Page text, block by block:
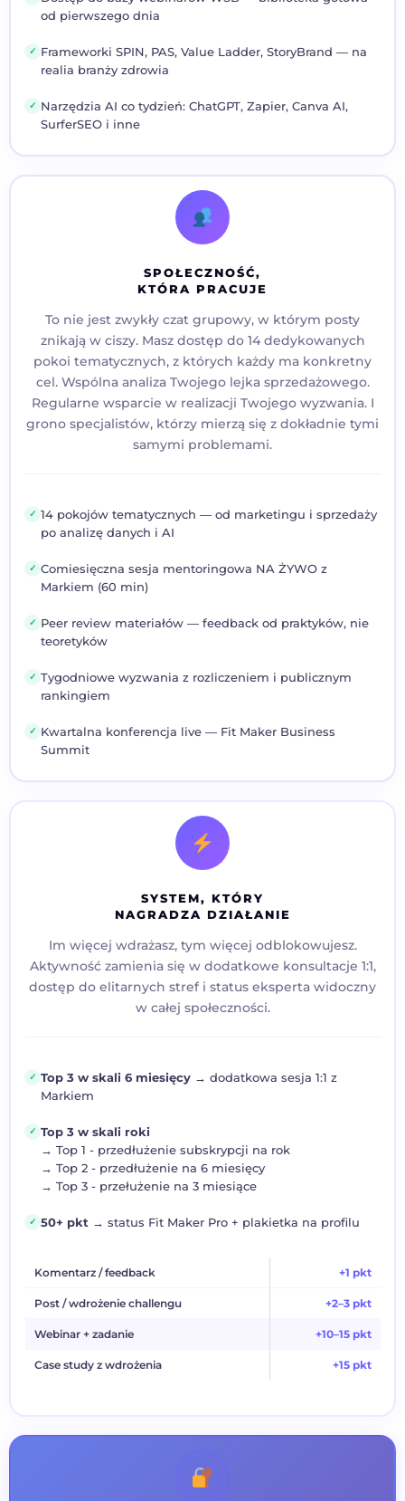
od pierwszego dnia
✓ Frameworki SPIN, PAS, Value Ladder, StoryBrand — na
realia branży zdrowia
✓ Narzędzia AI co tydzień: ChatGPT, Zapier, Canva AI,
SurferSEO i inne
SPOŁECZNOŚĆ,
KTÓRA PRACUJE
To nie jest zwykły czat grupowy, w którym posty
znikają w ciszy. Masz dostęp do 14 dedykowanych
pokoi tematycznych, z których każdy ma konkretny
cel. Wspólna analiza Twojego lejka sprzedażowego.
Regularne wsparcie w realizacji Twojego wyzwania. I
grono specjalistów, którzy mierzą się z dokładnie tymi
samymi problemami.
✓ 14 pokojów tematycznych — od marketingu i sprzedaży
po analizę danych i AI
✓ Comiesięczna sesja mentoringowa NA ŻYWO z
Markiem (60 min)
✓ Peer review materiałów — feedback od praktyków, nie
teoretyków
✓ Tygodniowe wyzwania z rozliczeniem i publicznym
rankingiem
✓ Kwartalna konferencja live — Fit Maker Business
Summit
SYSTEM, KTÓRY
NAGRADZA DZIAŁANIE
Im więcej wdrażasz, tym więcej odblokowujesz.
Aktywność zamienia się w dodatkowe konsultacje 1:1,
dostęp do elitarnych stref i status eksperta widoczny
w całej społeczności.
✓ Top 3 w skali 6 miesięcy→ dodatkowa sesja 1:1 z
Markiem
✓ Top 3 w skali roki
→ Top 1 - przedłużenie subskrypcji na rok
→ Top 2 - przedłużenie na 6 miesięcy
→ Top 3 - przełużenie na 3 miesiące
✓ 50+ pkt → status Fit Maker Pro + plakietka na profilu
Komentarz / feedback +1 pkt
Post / wdrożenie challengu +2–3 pkt
Webinar + zadanie +10–15 pkt
Case study z wdrożenia +15 pkt